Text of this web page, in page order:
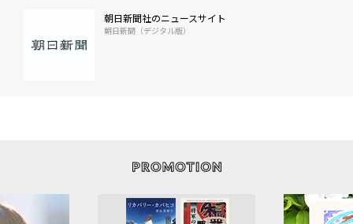
朝日新聞社のニュースサイト
朝日新聞（デジタル版）